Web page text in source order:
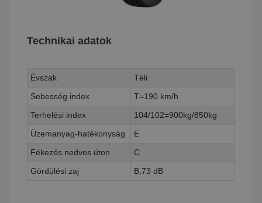
Technikai adatok
Évszak
Téli
Sebesség index
T=190 km/h
Terhelési index
104/102=900kg/850kg
Üzemanyag-hatékonyság
E
Fékezés nedves úton
C
Gördülési zaj
B,73 dB